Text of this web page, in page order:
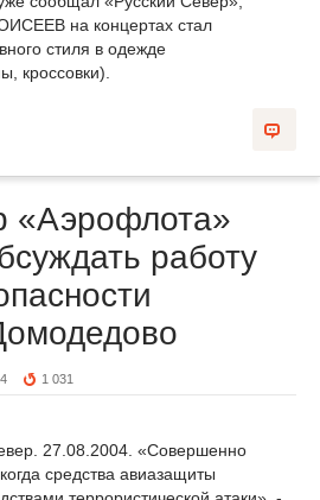
на концертах стал
стиля в одежде
кроссовки).
«Аэрофлота»
работу
1 031
27.08.2004. «Совершенно
средства авиазащиты